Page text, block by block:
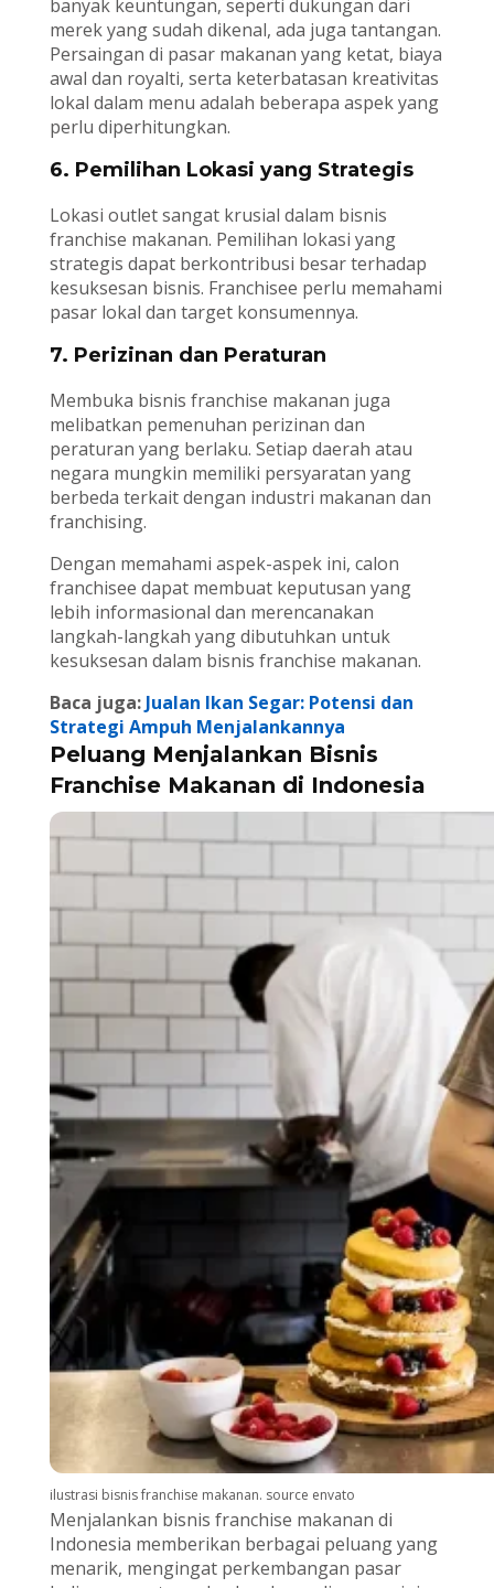
banyak keuntungan, seperti dukungan dari
merek yang sudah dikenal, ada juga tantangan.
Persaingan di pasar makanan yang ketat, biaya
awal dan royalti, serta keterbatasan kreativitas
lokal dalam menu adalah beberapa aspek yang
perlu diperhitungkan.
6. Pemilihan Lokasi yang Strategis
Lokasi outlet sangat krusial dalam bisnis
franchise makanan. Pemilihan lokasi yang
strategis dapat berkontribusi besar terhadap
kesuksesan bisnis. Franchisee perlu memahami
pasar lokal dan target konsumennya.
7. Perizinan dan Peraturan
Membuka bisnis franchise makanan juga
melibatkan pemenuhan perizinan dan
peraturan yang berlaku. Setiap daerah atau
negara mungkin memiliki persyaratan yang
berbeda terkait dengan industri makanan dan
franchising.
Dengan memahami aspek-aspek ini, calon
franchisee dapat membuat keputusan yang
lebih informasional dan merencanakan
langkah-langkah yang dibutuhkan untuk
kesuksesan dalam bisnis franchise makanan.
Baca juga:Jualan Ikan Segar: Potensi dan
Strategi Ampuh Menjalankannya
Peluang Menjalankan Bisnis
Franchise Makanan di Indonesia
ilustrasi bisnis franchise makanan. source envato
Menjalankan bisnis franchise makanan di
Indonesia memberikan berbagai peluang yang
menarik, mengingat perkembangan pasar